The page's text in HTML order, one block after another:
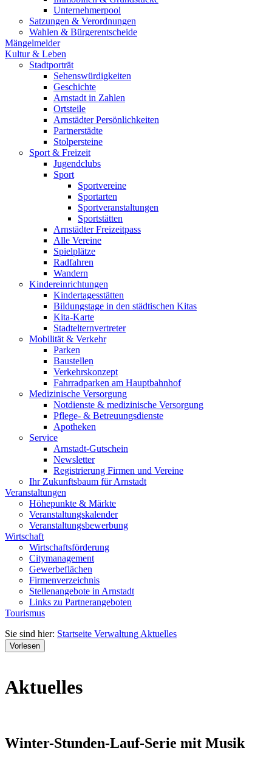
Unternehmerpool
Satzungen & Verordnungen
Wahlen & Bürgerentscheide
Mängelmelder
Kultur & Leben
Stadtporträt
Sehenswürdigkeiten
Geschichte
Arnstadt in Zahlen
Ortsteile
Arnstädter Persönlichkeiten
Partnerstädte
Stolpersteine
Sport & Freizeit
Jugendclubs
Sport
Sportvereine
Sportarten
Sportveranstaltungen
Sportstätten
Arnstädter Freizeitpass
Alle Vereine
Spielplätze
Radfahren
Wandern
Kindereinrichtungen
Kindertagesstätten
Bildungstage in den städtischen Kitas
Kita-Karte
Stadtelternvertreter
Mobilität & Verkehr
Parken
Baustellen
Verkehrskonzept
Fahrradparken am Hauptbahnhof
Medizinische Versorgung
Notdienste & medizinische Versorgung
Pflege- & Betreuungsdienste
Apotheken
Service
Arnstadt-Gutschein
Newsletter
Registrierung Firmen und Vereine
Ihr Zukunftsbaum für Arnstadt
Veranstaltungen
Höhepunkte & Märkte
Veranstaltungskalender
Veranstaltungsbewerbung
Wirtschaft
Wirtschaftsförderung
Citymanagement
Gewerbeflächen
Firmenverzeichnis
Stellenangebote in Arnstadt
Links zu Partnerangeboten
Tourismus
Sie sind hier: Startseite Verwaltung Aktuelles
Vorlesen
Aktuelles
Winter-Stunden-Lauf-Serie mit Musik